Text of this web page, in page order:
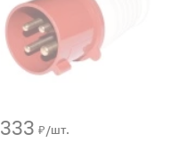
333 ₽/шт.